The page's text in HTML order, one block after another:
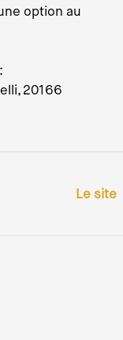
option au
20166
Le site